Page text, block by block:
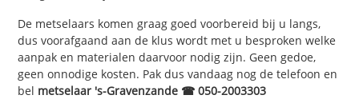
De metselaars komen graag goed voorbereid bij u langs,
dus voorafgaand aan de klus wordt met u besproken welke
aanpak en materialen daarvoor nodig zijn. Geen gedoe,
geen onnodige kosten. Pak dus vandaag nog de telefoon en
bel metselaar 's-Gravenzande ☎ 050-2003303